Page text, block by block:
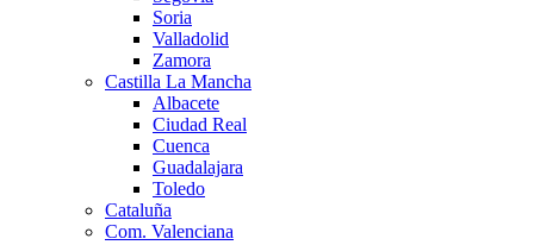
Soria
Valladolid
Zamora
Castilla La Mancha
Albacete
Ciudad Real
Cuenca
Guadalajara
Toledo
Cataluña
Com. Valenciana